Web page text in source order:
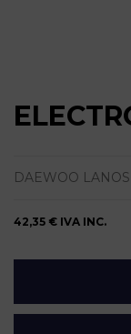
DAEWOO LANOS
42,35 € IVA INC.